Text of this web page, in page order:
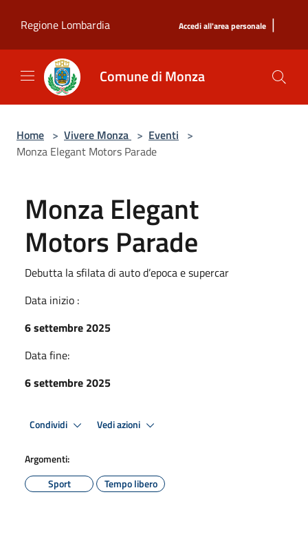
Regione Lombardia
Accedi all'area personale |
Comune di Monza
Home > Vivere Monza > Eventi >
Monza Elegant Motors Parade
Monza Elegant
Motors Parade
Debutta la sfilata di auto d’epoca e supercar
Data inizio :
6 settembre 2025
Data fine:
6 settembre 2025
Condividi Vedi azioni
Argomenti:
Sport
Tempo libero